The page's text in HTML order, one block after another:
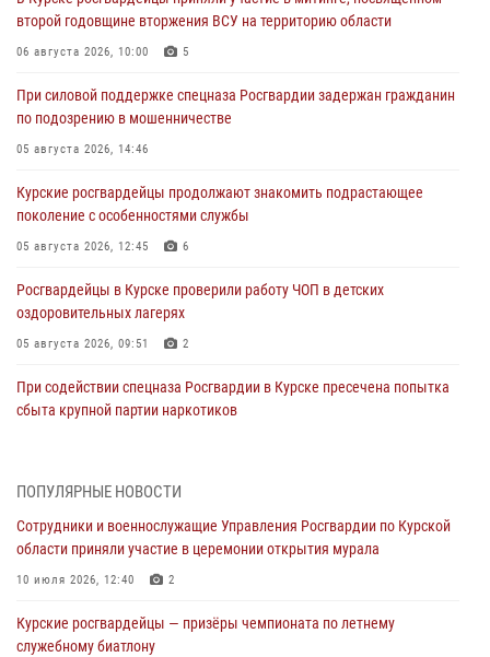
второй годовщине вторжения ВСУ на территорию области
06 августа 2026, 10:00 5
При силовой поддержке спецназа Росгвардии задержан гражданин
по подозрению в мошенничестве
05 августа 2026, 14:46
Курские росгвардейцы продолжают знакомить подрастающее
поколение с особенностями службы
05 августа 2026, 12:45 6
Росгвардейцы в Курске проверили работу ЧОП в детских
оздоровительных лагерях
05 августа 2026, 09:51 2
При содействии спецназа Росгвардии в Курске пресечена попытка
сбыта крупной партии наркотиков
За прошедшую неделю росгвардейцы Курской области проверили
04 августа 2026, 07:00
В Курской области росгвардейцы за прошедшую неделю совершили
03 августа 2026, 09:46
ПОПУЛЯРНЫЕ НОВОСТИ
Сотрудники и военнослужащие Управления Росгвардии по Курской
области приняли участие в церемонии открытия мурала
10 июля 2026, 12:40 2
Курские росгвардейцы — призёры чемпионата по летнему
служебному биатлону